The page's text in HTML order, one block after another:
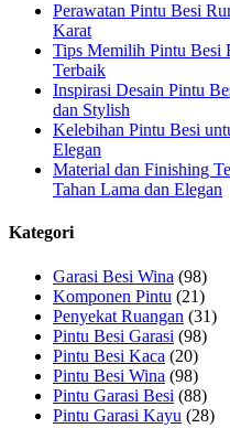
Perawatan Pintu Besi
Karat
Tips Memilih Pintu Besi
Terbaik
Inspirasi Desain Pintu
dan Stylish
Kelebihan Pintu Besi
Elegan
Material dan Finishing
Tahan Lama dan Elegan
Kategori
Garasi Besi Wina (98)
Komponen Pintu (21)
Penyekat Ruangan (31)
Pintu Besi Garasi (98)
Pintu Besi Kaca (20)
Pintu Besi Wina (98)
Pintu Garasi Besi (88)
Pintu Garasi Kayu (28)